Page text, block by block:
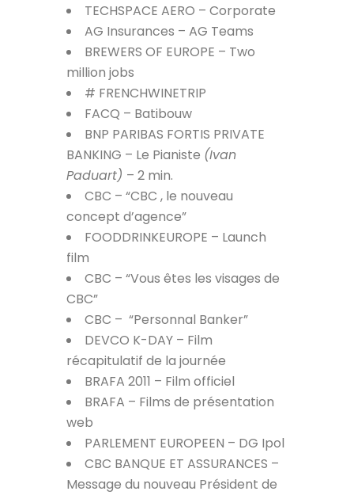
TECHSPACE AERO – Corporate
AG Insurances – AG Teams
BREWERS OF EUROPE – Two
million jobs
# FRENCHWINETRIP
FACQ – Batibouw
BNP PARIBAS FORTIS PRIVATE
BANKING – Le Pianiste (Ivan
Paduart) – 2 min.
CBC – “CBC , le nouveau
concept d’agence”
FOODDRINKEUROPE – Launch
film
CBC – “Vous êtes les visages de
CBC”
CBC – “Personnal Banker”
DEVCO K-DAY – Film
récapitulatif de la journée
BRAFA 2011 – Film officiel
BRAFA – Films de présentation
web
PARLEMENT EUROPEEN – DG Ipol
CBC BANQUE ET ASSURANCES –
Message du nouveau Président de